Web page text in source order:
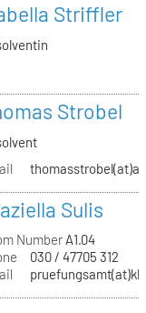
Striffler
Strobel
Sulis
NumberA1.04
030 / 47705 312